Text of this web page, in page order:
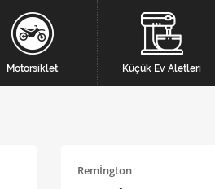
Motorsiklet Küçük Ev Aletleri
Remİngton